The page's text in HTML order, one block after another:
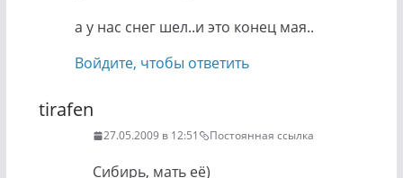
а у нас снег шел..и это конец мая..
Войдите, чтобы ответить
tirafen
27.05.2009 в 12:51 Постоянная ссылка
Сибирь, мать её)